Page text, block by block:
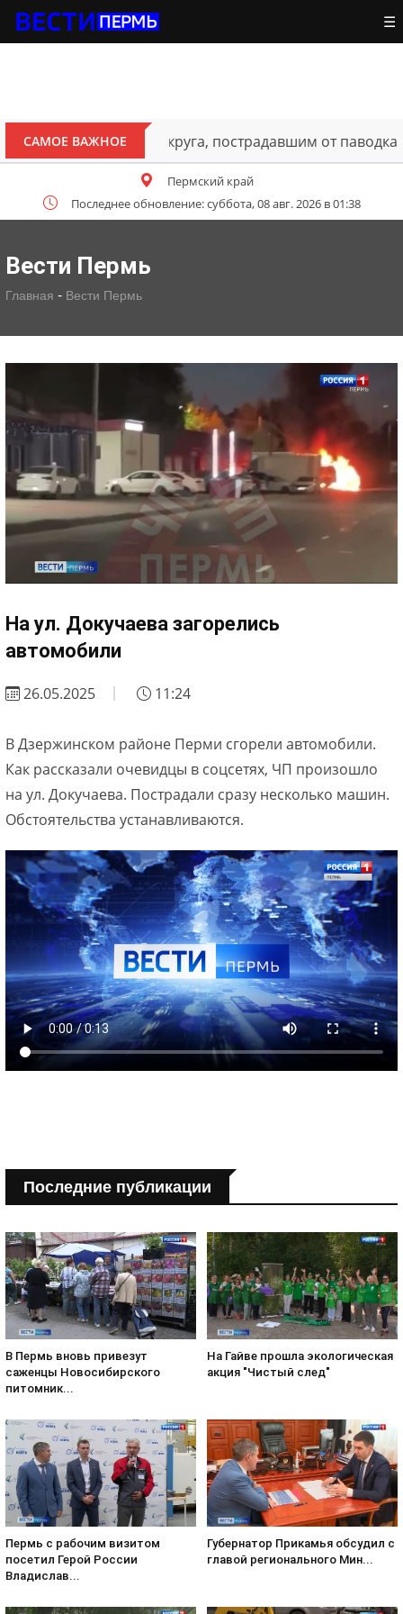
☰
САМОЕ ВАЖНОЕ
Октябрьского округа, пострадавшим от паводка
Пермский край
Последнее обновление: суббота, 08 авг. 2026 в 01:38
Вести Пермь
Главная - Вести Пермь
На ул. Докучаева загорелись
автомобили
26.05.2025 11:24
В Дзержинском районе Перми сгорели автомобили.
Как рассказали очевидцы в соцсетях, ЧП произошло
на ул. Докучаева. Пострадали сразу несколько машин.
Обстоятельства устанавливаются.
Последние публикации
В Пермь вновь привезут
саженцы Новосибирского
питомник...
На Гайве прошла экологическая
акция "Чистый след"
Пермь с рабочим визитом
посетил Герой России
Владислав...
Губернатор Прикамья обсудил с
главой регионального Мин...